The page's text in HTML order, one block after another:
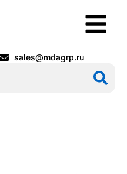
sales@mdagrp.ru